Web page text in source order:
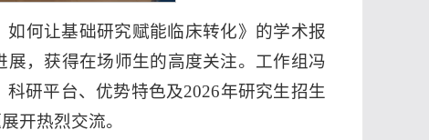
何让基础研究赋能临床转化》的学术报
，获得在场师生的高度关注。工作组冯
研平台、优势特色及2026年研究生招生
开热烈交流。